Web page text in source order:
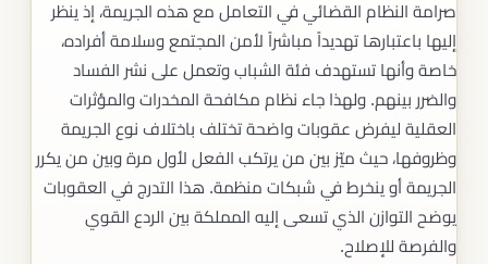
صرامة النظام القضائي في التعامل مع هذه الجريمة، إذ ينظر
إليها باعتبارها تهديداً مباشراً لأمن المجتمع وسلامة أفراده،
خاصة وأنها تستهدف فئة الشباب وتعمل على نشر الفساد
والضرر بينهم. ولهذا جاء نظام مكافحة المخدرات والمؤثرات
العقلية ليفرض عقوبات واضحة تختلف باختلاف نوع الجريمة
وظروفها، حيث ميّز بين من يرتكب الفعل لأول مرة وبين من يكرر
الجريمة أو ينخرط في شبكات منظمة. هذا التدرج في العقوبات
يوضح التوازن الذي تسعى إليه المملكة بين الردع القوي
والفرصة للإصلاح.